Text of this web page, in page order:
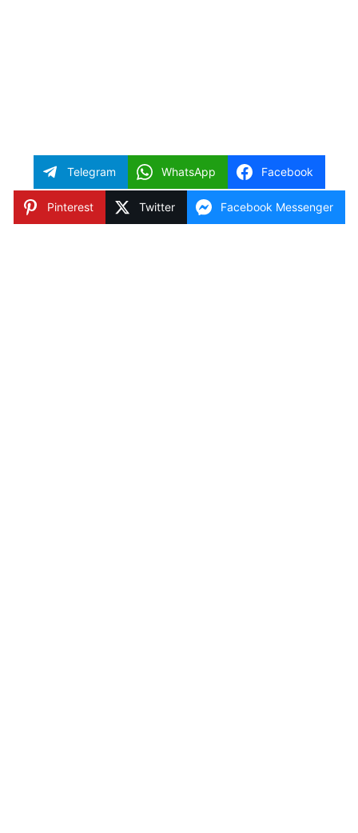
Telegram WhatsApp Facebook
Pinterest Twitter Facebook Messenger